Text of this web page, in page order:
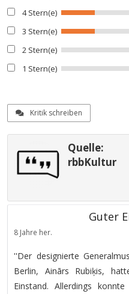
4 Stern(e)
3 Stern(e)
2 Stern(e)
1 Stern(e)
Kritik schreiben
Quelle:
rbbKultur
Guter
8 Jahre her.
''Der designierte
Berlin, Ainārs Rubiķis,
Einstand. Allerdings